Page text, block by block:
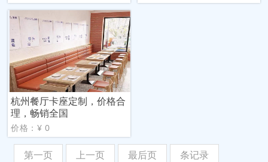
杭州餐厅卡座定制，价格合
理，畅销全国
价格：¥ 0
第一页 上一页 最后页 条记录